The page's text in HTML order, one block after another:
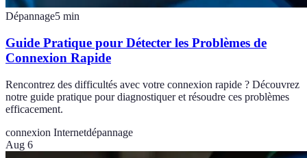
Dépannage5 min
Guide Pratique pour Détecter les Problèmes de
Connexion Rapide
Rencontrez des difficultés avec votre connexion rapide ? Découvrez
notre guide pratique pour diagnostiquer et résoudre ces problèmes
efficacement.
connexion Internetdépannage
Aug 6